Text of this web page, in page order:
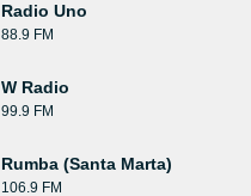
Radio Uno
88.9 FM
W Radio
99.9 FM
Rumba (Santa Marta)
106.9 FM